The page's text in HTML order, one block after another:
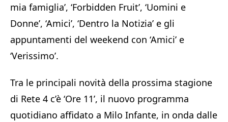
mia famiglia’, ‘Forbidden Fruit’, ‘Uomini e
Donne’, ‘Amici’, ‘Dentro la Notizia’ e gli
appuntamenti del weekend con ‘Amici’ e
‘Verissimo’.
Tra le principali novità della prossima stagione
di Rete 4 c’è ‘Ore 11’, il nuovo programma
quotidiano affidato a Milo Infante, in onda dalle